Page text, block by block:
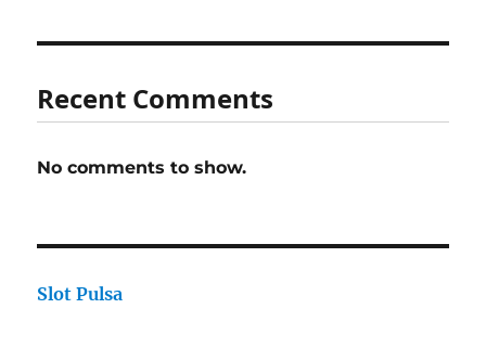
Recent Comments
No comments to show.
Slot Pulsa